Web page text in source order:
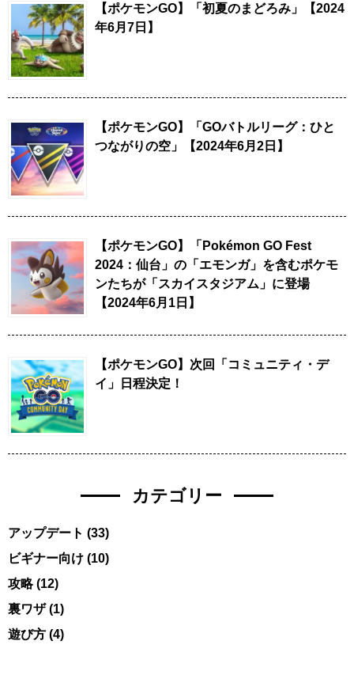
【ポケモンGO】「初夏のまどろみ」【2024
年6月7日】
【ポケモンGO】「GOバトルリーグ：ひと
つながりの空」【2024年6月2日】
【ポケモンGO】「Pokémon GO Fest
2024：仙台」の「エモンガ」を含むポケモ
ンたちが「スカイスタジアム」に登場
【2024年6月1日】
【ポケモンGO】次回「コミュニティ・デ
イ」日程決定！
カテゴリー
アップデート (33)
ビギナー向け (10)
攻略(12)
裏ワザ(1)
遊び方 (4)